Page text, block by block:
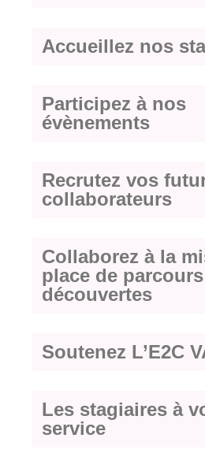
Accueillez nos
Participez à nos
évènements
Recrutez vos
collaborateurs
Collaborez à la
place de parcours
découvertes
Soutenez L’E2C
Les stagiaires à
service